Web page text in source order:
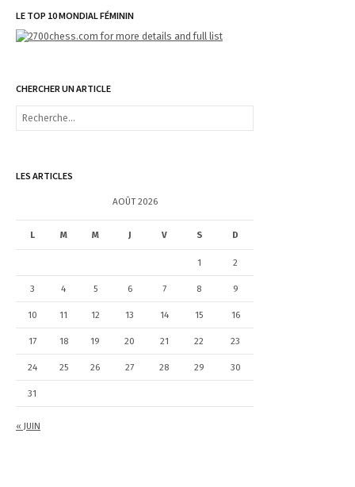
LE TOP 10 MONDIAL FÉMININ
CHERCHER UN ARTICLE
R
r
e
LES ARTICLES
AOÛT 2026
L M M J V S D
« JUIN
1 2
3 4 5 6 7 8 9
10 11 12 13 14 15 16
17 18 19 20 21 22 23
24 25 26 27 28 29 30
31